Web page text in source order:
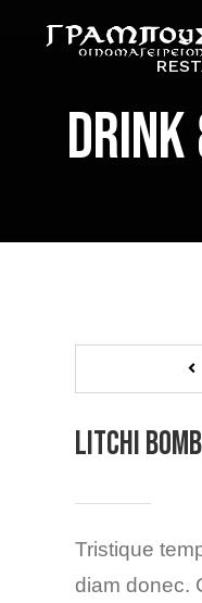
Litchi Bomb
Tristique
diam donec.